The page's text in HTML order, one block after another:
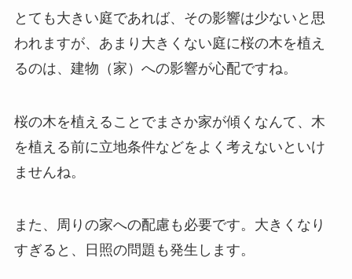
とても大きい庭であれば、その影響は少ないと思
われますが、あまり大きくない庭に桜の木を植え
るのは、建物（家）への影響が心配ですね。
桜の木を植えることでまさか家が傾くなんて、木
を植える前に立地条件などをよく考えないといけ
ませんね。
また、周りの家への配慮も必要です。大きくなり
すぎると、日照の問題も発生します。